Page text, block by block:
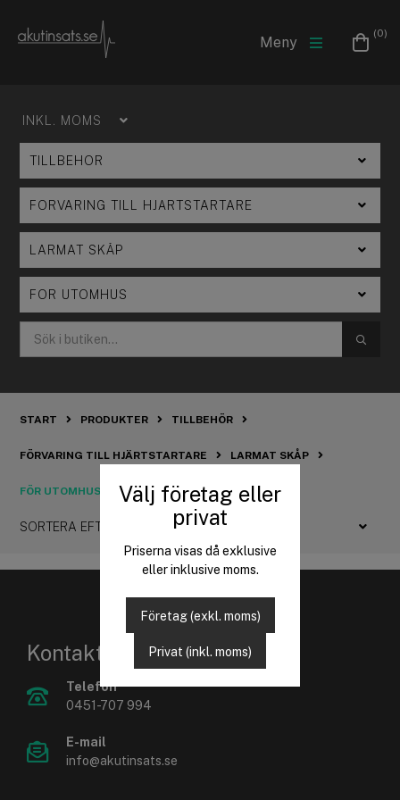
Meny
(0)
START PRODUKTER TILLBEHÖR
FÖRVARING TILL HJÄRTSTARTARE LARMAT SKÅP
FÖR UTOMHUS
SORTERA EFTER:
Kontaktuppgifter
Telefon
0451-707 994
E-mail
info@akutinsats.se
Välj företag eller
privat
Priserna visas då exklusive
eller inklusive moms.
Företag (exkl. moms)
Privat (inkl. moms)